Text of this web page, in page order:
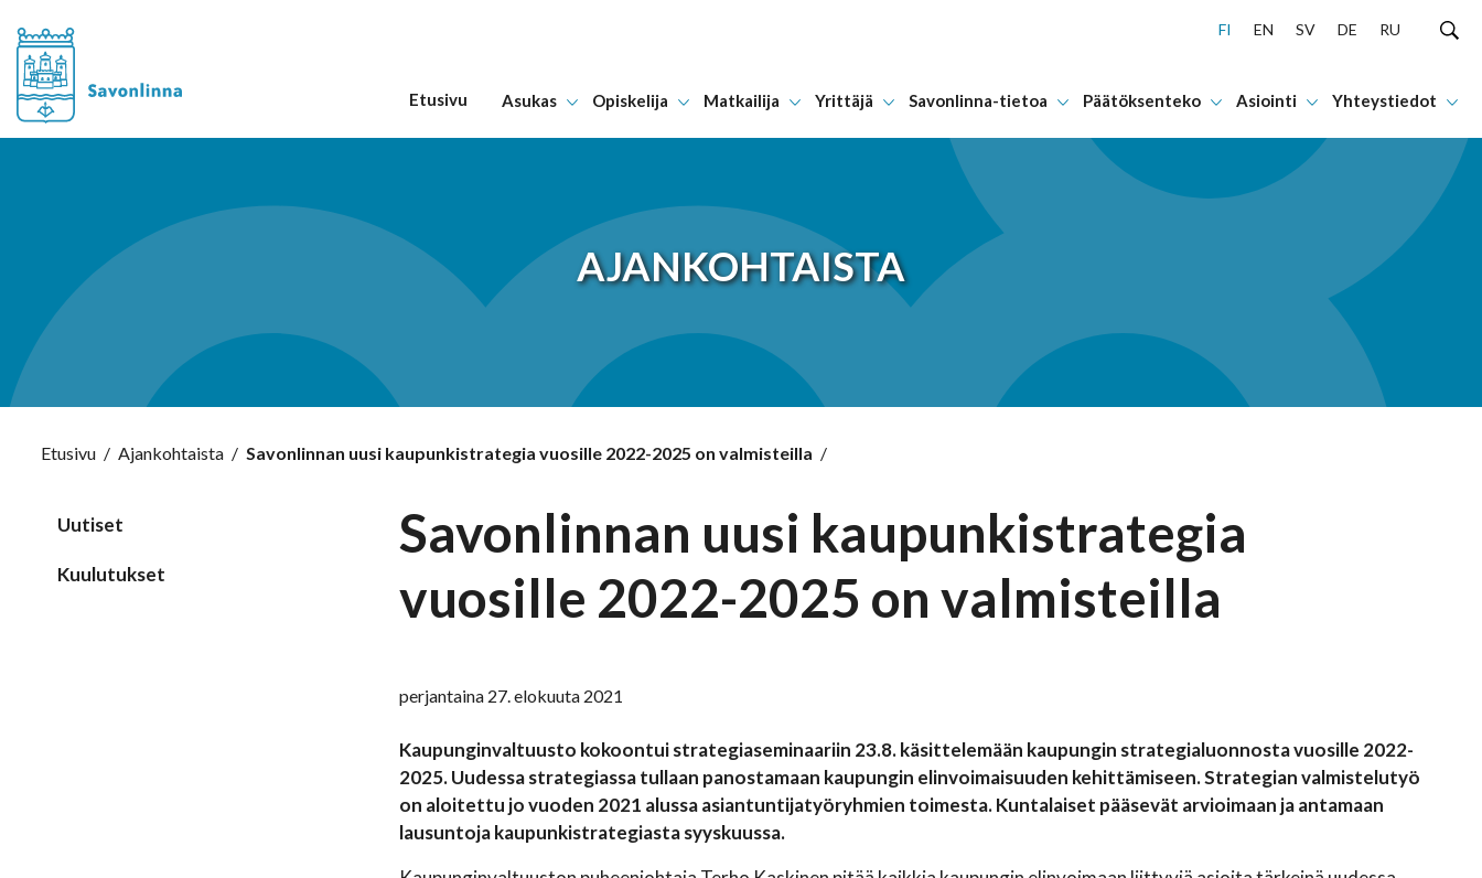
Hyppää sisältöön
FI EN SV DE RU
Etusivu Asukas Opiskelija Matkailija Yrittäjä Savonlinna-tietoa Päätöksenteko Asiointi Yhteystiedot
AJANKOHTAISTA
Etusivu / Ajankohtaista / Savonlinnan uusi kaupunkistrategia vuosille 2022-2025 on valmisteilla /
Uutiset
Kuulutukset
Savonlinnan uusi kaupunkistrategia
vuosille 2022-2025 on valmisteilla
perjantaina 27. elokuuta 2021
Kaupunginvaltuusto kokoontui strategiaseminaariin 23.8. käsittelemään kaupungin strategialuonnosta vuosille 2022-
2025. Uudessa strategiassa tullaan panostamaan kaupungin elinvoimaisuuden kehittämiseen. Strategian valmistelutyö
on aloitettu jo vuoden 2021 alussa asiantuntijatyöryhmien toimesta. Kuntalaiset pääsevät arvioimaan ja antamaan
lausuntoja kaupunkistrategiasta syyskuussa.